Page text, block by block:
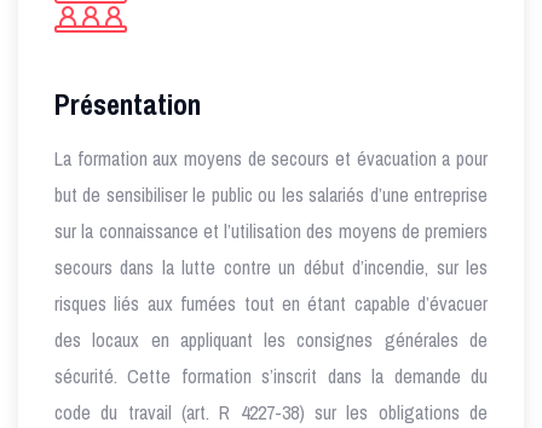
Présentation
La formation aux moyens de secours et évacuation a pour
but de sensibiliser le public ou les salariés d’une entreprise
sur la connaissance et l’utilisation des moyens de premiers
secours dans la lutte contre un début d’incendie, sur les
risques liés aux fumées tout en étant capable d’évacuer
des locaux en appliquant les consignes générales de
sécurité. Cette formation s’inscrit dans la demande du
code du travail (art. R 4227-38) sur les obligations de